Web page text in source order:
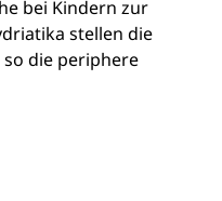
bei Kindern zur
stellen die
die periphere